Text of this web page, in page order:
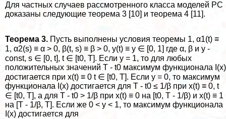
Для частных случаев рассмотренного класса моделей РС
доказаны следующие теорема 3 [10] и теорема 4 [11].
Теорема 3. Пусть выполнены условия теоремы 1, α1(t) ≡
1, α2(s) ≡ α > 0, β(t, s) ≡ β > 0, y(t) ≡ y ∈ [0, 1] где α, β и y -
const, s ∈ [0, t], t ∈ [t0, T]. Если y = 1, то для любых
положительных значений T - t0 максимум функционала I(x)
достигается при x(t) ≡ 0 t ∈ [t0, T]. Если y = 0, то максимум
функционала I(x) достигается для T - t0 ≤ 1/β при x(t) ≡ 0, t
∈ [t0, T], а для T - t0 > 1/β при x(t) ≡ 0 на [t0, T - 1/β) и x(t) ≡ 1
на [T - 1/β, T]. Если же 0 < y < 1, то максимум функционала
I(x) достигается для